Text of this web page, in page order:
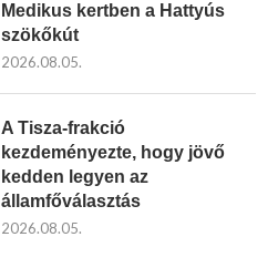
Medikus kertben a Hattyús
szökőkút
2026.08.05.
A Tisza-frakció
kezdeményezte, hogy jövő
kedden legyen az
államfőválasztás
2026.08.05.